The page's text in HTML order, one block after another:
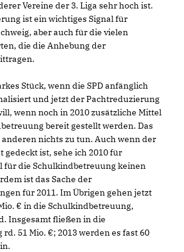
Vereine der 3. Liga sehr hoch ist.
ist ein wichtiges Signal für
aber auch für die vielen
die die Anhebung der
Stück, wenn die SPD anfänglich
und jetzt der Pachtreduzierung
wenn noch in 2010 zusätzliche Mittel
bereit gestellt werden. Das
nichts zu tun. Auch wenn der
gedeckt ist, sehe ich 2010 für
für die Schulkindbetreuung keinen
ist das Sache der
für 2011. Im Übrigen gehen jetzt
€ in die Schulkindbetreuung,
Insgesamt fließen in die
51 Mio. €; 2013 werden es fast 60